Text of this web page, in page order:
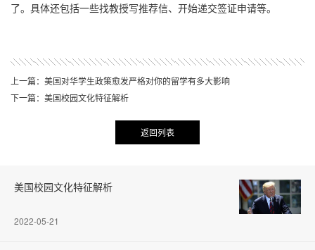
了。具体还包括一些找教授写推荐信、开始递交签证申请等。
上一篇：美国对华学生政策愈发严格对你的留学有多大影响
下一篇：美国校园文化特征解析
返回列表
美国校园文化特征解析
2022-05-21